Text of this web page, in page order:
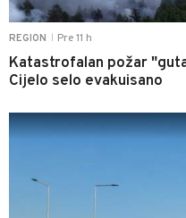
REGION Pre 11 h
Katastrofalan požar
Cijelo selo evakuisano